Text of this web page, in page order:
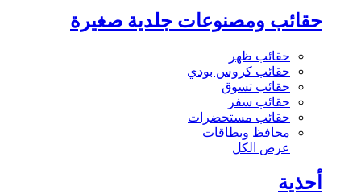
حقائب ومصنوعات جلدية صغيرة
حقائب ظهر
حقائب كروس بودي
حقائب تسوق
حقائب سفر
حقائب مستحضرات
محافظ وبطاقات
عرض الكل
أحذية